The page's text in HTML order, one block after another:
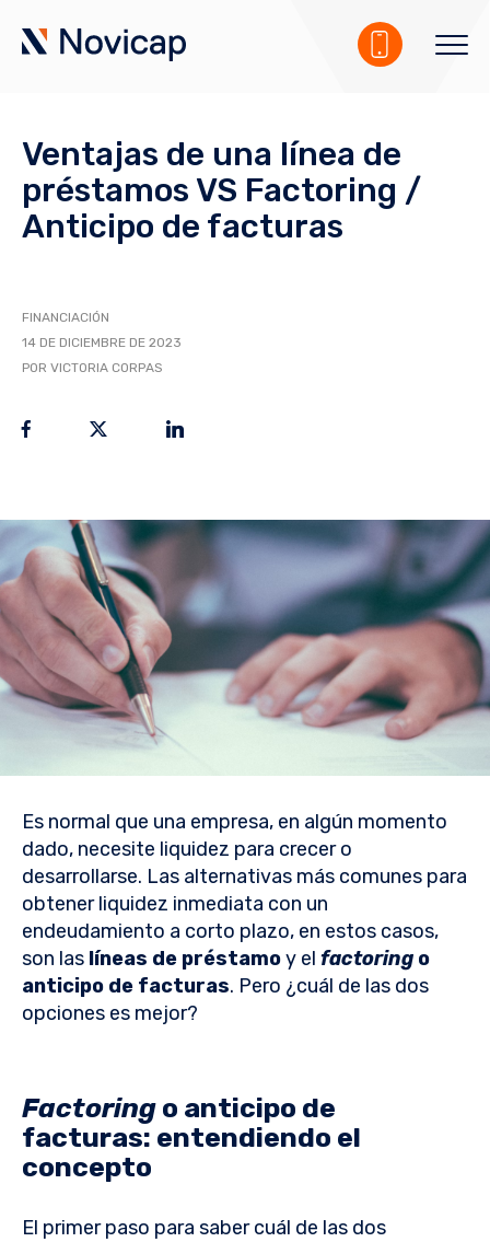
Ventajas de una línea de
préstamos VS Factoring /
Anticipo de facturas
FINANCIACIÓN
14 DE DICIEMBRE DE 2023
POR VICTORIA CORPAS
Es normal que una empresa, en algún momento
dado, necesite liquidez para crecer o
desarrollarse. Las alternativas más comunes para
obtener liquidez inmediata con un
endeudamiento a corto plazo, en estos casos,
son las líneas de préstamoy el factoring o
anticipo de facturas. Pero ¿cuál de las dos
opciones es mejor?
Factoring o anticipo de
facturas: entendiendo el
concepto
El primer paso para saber cuál de las dos